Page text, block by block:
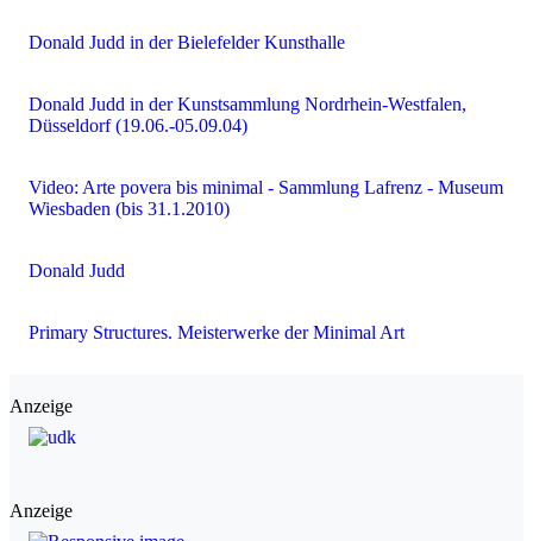
Donald Judd in der Bielefelder Kunsthalle
Donald Judd in der Kunstsammlung Nordrhein-Westfalen,
Düsseldorf (19.06.-05.09.04)
Video: Arte povera bis minimal - Sammlung Lafrenz - Museum
Wiesbaden (bis 31.1.2010)
Donald Judd
Primary Structures. Meisterwerke der Minimal Art
Anzeige
Anzeige